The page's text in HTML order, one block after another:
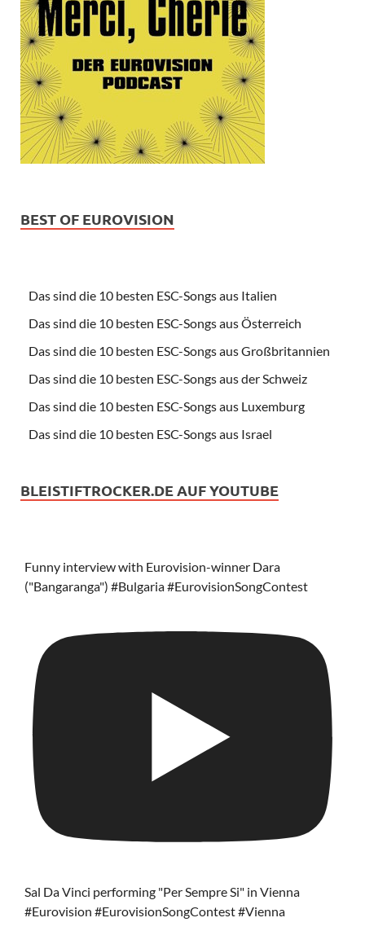
BEST OF EUROVISION
Das sind die 10 besten ESC-Songs aus Italien
Das sind die 10 besten ESC-Songs aus Österreich
Das sind die 10 besten ESC-Songs aus Großbritannien
Das sind die 10 besten ESC-Songs aus der Schweiz
Das sind die 10 besten ESC-Songs aus Luxemburg
Das sind die 10 besten ESC-Songs aus Israel
BLEISTIFTROCKER.DE AUF YOUTUBE
Funny interview with Eurovision-winner Dara
("Bangaranga") #Bulgaria #EurovisionSongContest
Sal Da Vinci performing "Per Sempre Si" in Vienna
#Eurovision #EurovisionSongContest #Vienna